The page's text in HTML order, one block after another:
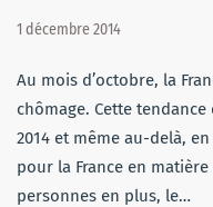
1 décembre 2014
Au mois d’octobre, la
chômage. Cette
2014 et même au-delà,
pour la France en matière
personnes en plus, le…